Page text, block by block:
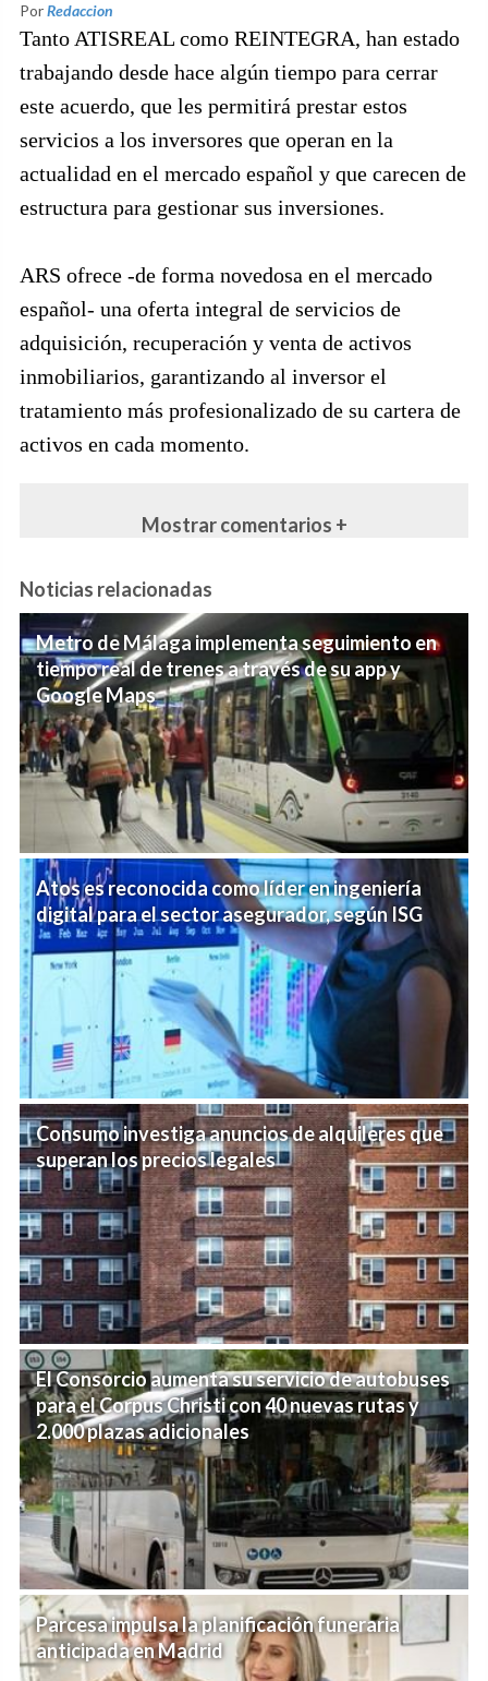
PorRedaccion
Tanto ATISREAL como REINTEGRA, han estado
trabajando desde hace algún tiempo para cerrar
este acuerdo, que les permitirá prestar estos
servicios a los inversores que operan en la
actualidad en el mercado español y que carecen de
estructura para gestionar sus inversiones.
ARS ofrece -de forma novedosa en el mercado
español- una oferta integral de servicios de
adquisición, recuperación y venta de activos
inmobiliarios, garantizando al inversor el
tratamiento más profesionalizado de su cartera de
activos en cada momento.
Mostrar comentarios +
Noticias relacionadas
Metro de Málaga implementa seguimiento en
tiempo real de trenes a través de su app y
Google Maps
Atos es reconocida como líder en ingeniería
digital para el sector asegurador, según ISG
Consumo investiga anuncios de alquileres que
superan los precios legales
El Consorcio aumenta su servicio de autobuses
para el Corpus Christi con 40 nuevas rutas y
2.000 plazas adicionales
Parcesa impulsa la planificación funeraria
anticipada en Madrid